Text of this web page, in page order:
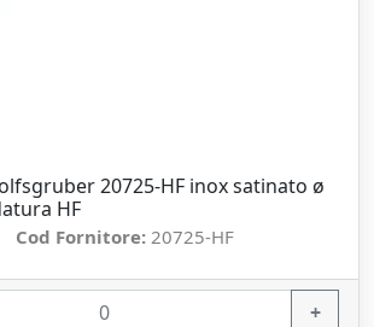
20725-HF inox satinato ø
HF
Cod Fornitore: 20725-HF
+